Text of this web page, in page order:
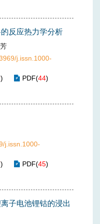
反应热力学分析
j.issn.1000-
) PDF(44)
j.issn.1000-
) PDF(45)
子电池锂钴的浸出